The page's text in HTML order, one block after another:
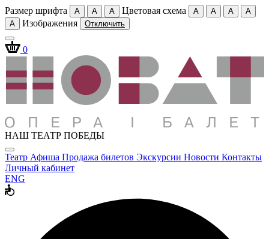
Размер шрифта A A A Цветовая схема A A A
A
A
Изображения Отключить
0
НАШ ТЕАТР ПОБЕДЫ
Театр Афиша Продажа билетов Экскурсии Новости Контакты
Личный кабинет
ENG